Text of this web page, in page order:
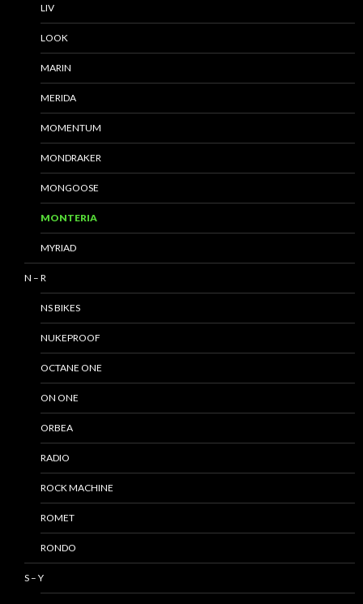
LIV
LOOK
MARIN
MERIDA
MOMENTUM
MONDRAKER
MONGOOSE
MONTERIA
MYRIAD
N – R
NS BIKES
NUKEPROOF
OCTANE ONE
ON ONE
ORBEA
RADIO
ROCK MACHINE
ROMET
RONDO
S – Y